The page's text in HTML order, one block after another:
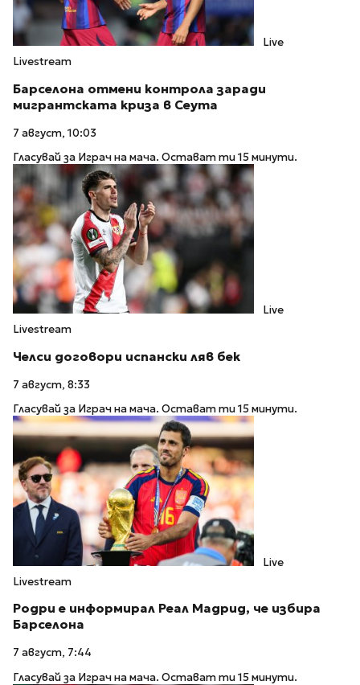
Live
Livestream
Барселона отмени контрола заради
мигрантската криза в Сеута
7 август, 10:03
Гласувай за Играч на мача. Остават ти 15 минути.
Live
Livestream
Челси договори испански ляв бек
7 август, 8:33
Гласувай за Играч на мача. Остават ти 15 минути.
Live
Livestream
Родри е информирал Реал Мадрид, че избира
Барселона
7 август, 7:44
Гласувай за Играч на мача. Остават ти 15 минути.